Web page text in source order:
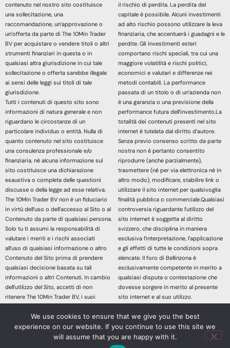
contenuto nel nostro sito costituisce
una sollecitazione, una
raccomandazione, un’approvazione o
un’offerta da parte di The 10Min Trader
BV per acquistare o vendere titoli o altri
strumenti finanziari in questa o in
qualsiasi altra giurisdizione in cui tale
sollecitazione o offerta sarebbe illegale
ai sensi delle leggi sui titoli di tale
giurisdizione.
Tutti i contenuti di questo sito sono
informazioni di natura generale e non
riguardano le circostanze di un
particolare individuo o entità. Nulla di
quanto contenuto nel sito costituisce
una consulenza professionale e/o
finanziaria, né alcuna informazione sul
sito costituisce una dichiarazione
esaustiva o completa delle questioni
discusse o della legge ad esse relativa.
The 10Min Trader BV non è un fiduciario
in virtù dell’uso o dell’accesso al Sito o al
Contenuto da parte di qualsiasi persona.
Solo tu ti assumi la responsabilità di
valutare i meriti e i rischi associati
all’uso di qualsiasi informazione o altro
Contenuto del Sito prima di prendere
qualsiasi decisione basata su tali
informazioni o altri Contenuti. In cambio
dell’utilizzo del Sito, accetti di non
ritenere The 10Min Trader BV, i suoi
servizi responsabile di eventuali
richieste di risarcimento danni derivanti
da qualsiasi decisione presa sulla base
il rischio di perdita. La perdita del
capitale è possibile. Alcuni investimenti
ad alto rischio possono utilizzare la leva
finanziaria, che accentuerà i guadagni e le
perdite. Gli investimenti esteri
comportano rischi speciali, tra cui una
maggiore volatilità e rischi politici,
economici e valutari e differenze nei
metodi contabili. La performance
passata di un titolo o di un’azienda non
è una garanzia o una previsione della
performance futura dell’investimento.La
totalità dei contenuti presenti nel sito
internet è tutelata dal diritto d’autore.
Senza previo consenso scritto da parte
nostra non è pertanto consentito
riprodurre (anche parzialmente),
trasmettere (né per via elettronica né in
altro modo), modificare, stabilire link o
utilizzare il sito internet per qualsivoglia
finalità pubblica o commerciale.Qualsiasi
controversia riguardante l’utilizzo del
sito internet è soggetta al diritto
svizzero, che disciplina in maniera
esclusiva l’interpretazione, l’applicazione
e gli effetti di tutte le condizioni sopra
elencate. Il foro di Bellinzona è
esclusivamente competente in merito a
qualsiasi disputa o contestazione che
dovesse sorgere in merito al presente
sito internet e al suo utilizzo.
dei contenuti di questo sito Web
dichiari di aver letto, compreso e
accettato le sopracitate informazioni
legali.
We use cookies to ensure that we give you the best
experience on our website. If you continue to use this site we
will assume that you are happy with it.